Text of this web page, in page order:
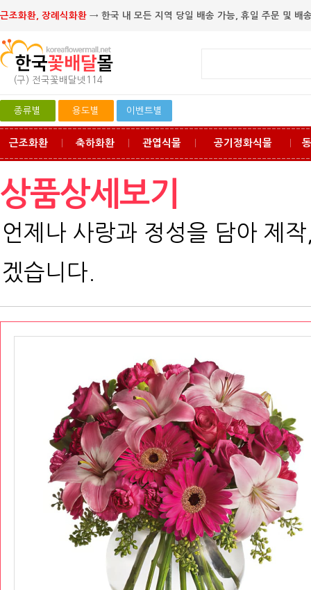
근조화환, 장례식화환 → 한국 내 모든 지역 당일 배송 가능, 휴일 주문 및 배
(구) 전국꽃배달넷114
종류별 용도별 이벤트별
근조화환 축하화환 관엽식물 공기정화식물
상품상세보기
언제나 사랑과 정성을 담아 제
겠습니다.